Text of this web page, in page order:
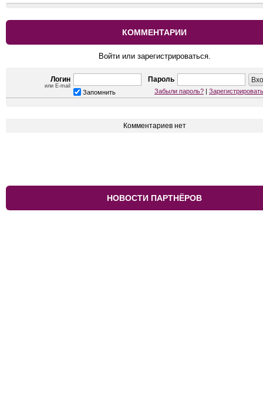
КОММЕНТАРИИ
Войти или зарегистрироваться.
Логин
или E-mail
Пароль
Запомнить Забыли пароль? |
Комментариев нет
НОВОСТИ ПАРТНЁРОВ